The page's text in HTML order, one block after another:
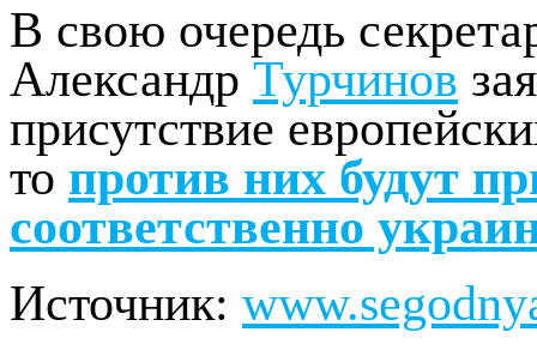
В свою очередь
Александр Турчинов
присутствие
то против них будут
соответственно
Источник: